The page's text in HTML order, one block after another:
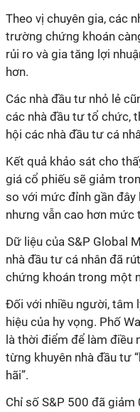
Theo vị chuyên gia, các
trường chứng khoán
rủi ro và gia tăng lợi
hơn.
Các nhà đầu tư nhỏ lẻ
các nhà đầu tư tổ chức,
hội các nhà đầu tư cá
Kết quả khảo sát cho
giá cổ phiếu sẽ giảm
so với mức đỉnh gần đây
nhưng vẫn cao hơn mức
Dữ liệu của S&P Global
nhà đầu tư cá nhân đã
chứng khoán trong một
Đối với nhiều người, tâm
hiệu của hy vọng. Phố
là thời điểm để làm
từng khuyên nhà đầu tư
hãi”.
Chỉ số S&P 500 đã giảm